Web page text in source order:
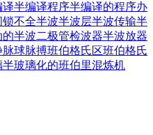
译半编译程序半编译的程序办
锁不全半波半波层半波传输半
的半波二极管检波器半波放器
脉球脉搏班伯格氏区班伯格氏
半玻璃化的班伯里混炼机